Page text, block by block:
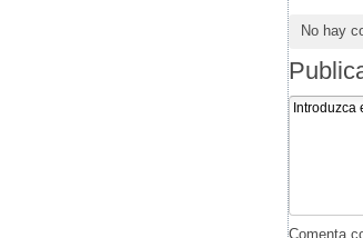
No hay
Comenta